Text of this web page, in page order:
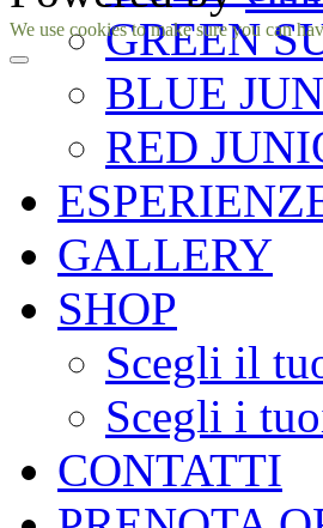
GREEN
BLUE
RED
GALLERY
SHOP
Scegli il
Scegli i
CONTATTI
Facebook
Instagram
We use cookies to make sure you can